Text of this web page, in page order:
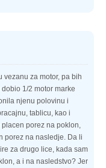
vezanu za motor, pa bih
1/2 motor marke
njenu polovinu i
tablicu, kao i
porez na poklon,
porez na nasledje. Da li
za drugo lice, kada sam
a i na nasledstvo? Jer